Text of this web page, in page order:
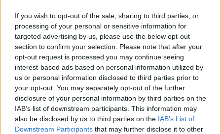
If you wish to opt-out of the sale, sharing to third parties, or
processing of your personal or sensitive information for
targeted advertising by us, please use the below opt-out
section to confirm your selection. Please note that after your
opt-out request is processed you may continue seeing
interest-based ads based on personal information utilized by
us or personal information disclosed to third parties prior to
your opt-out. You may separately opt-out of the further
disclosure of your personal information by third parties on the
IAB’s list of downstream participants. This information may
also be disclosed by us to third parties on the IAB’s List of
Downstream Participants that may further disclose it to other
Αν τα χάσατε
Ανησυχία από το ξέσπασμα
του ιού του Δυτικού Νείλου
Σοκαριστική υπόθεση
Κρήτη: Τουρίστας